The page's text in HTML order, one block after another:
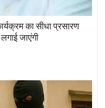
का सीधा प्रसारण
जाएंगी